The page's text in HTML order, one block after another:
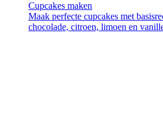
Cupcakes maken
Maak perfecte cupcakes met
chocolade, citroen, limoen en